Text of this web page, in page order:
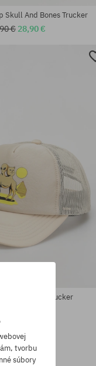
Skull And Bones Trucker
€ 28,90 €
Barnum Trucker
tvorbu
súbory